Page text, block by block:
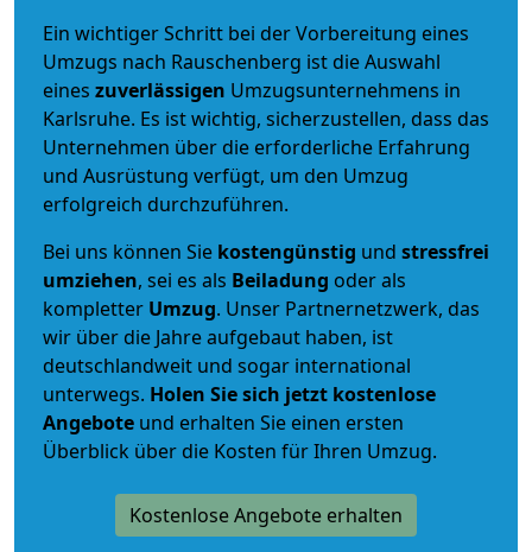
Ein wichtiger Schritt bei der Vorbereitung eines
Umzugs nach Rauschenberg ist die Auswahl
eines zuverlässigen Umzugsunternehmens in
Karlsruhe. Es ist wichtig, sicherzustellen, dass das
Unternehmen über die erforderliche Erfahrung
und Ausrüstung verfügt, um den Umzug
erfolgreich durchzuführen.
Bei uns können Sie kostengünstig und stressfrei
umziehen, sei es als Beiladung oder als
kompletter Umzug. Unser Partnernetzwerk, das
wir über die Jahre aufgebaut haben, ist
deutschlandweit und sogar international
unterwegs. Holen Sie sich jetzt kostenlose
Angebote und erhalten Sie einen ersten
Überblick über die Kosten für Ihren Umzug.
Kostenlose Angebote erhalten